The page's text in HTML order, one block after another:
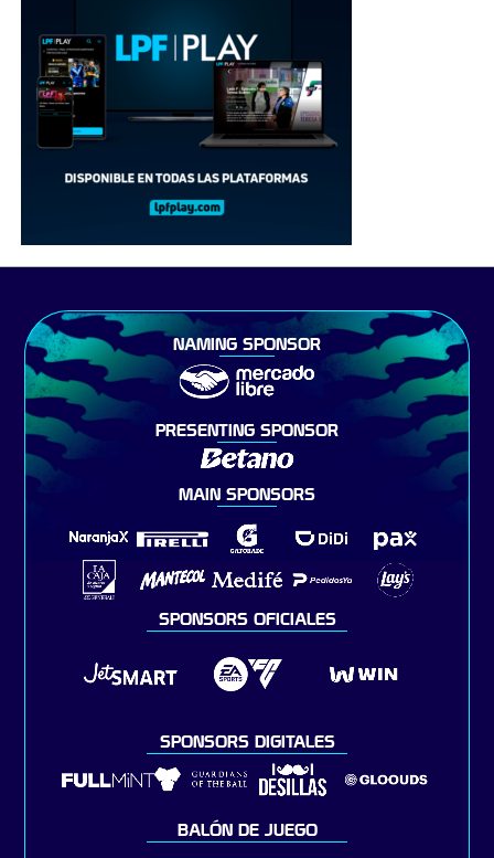
NAMING SPONSOR
PRESENTING SPONSOR
MAIN SPONSORS
SPONSORS OFICIALES
SPONSORS DIGITALES
BALÓN DE JUEGO